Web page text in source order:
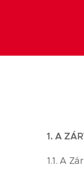
1. A
1.1. A